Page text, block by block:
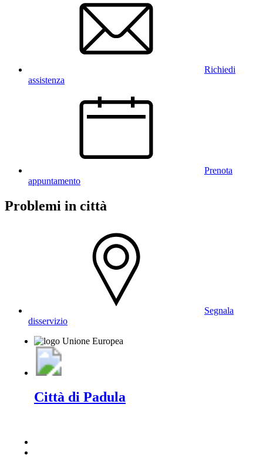
Richiedi
assistenza
Prenota
appuntamento
Problemi in città
Segnala
disservizio
Città di Padula